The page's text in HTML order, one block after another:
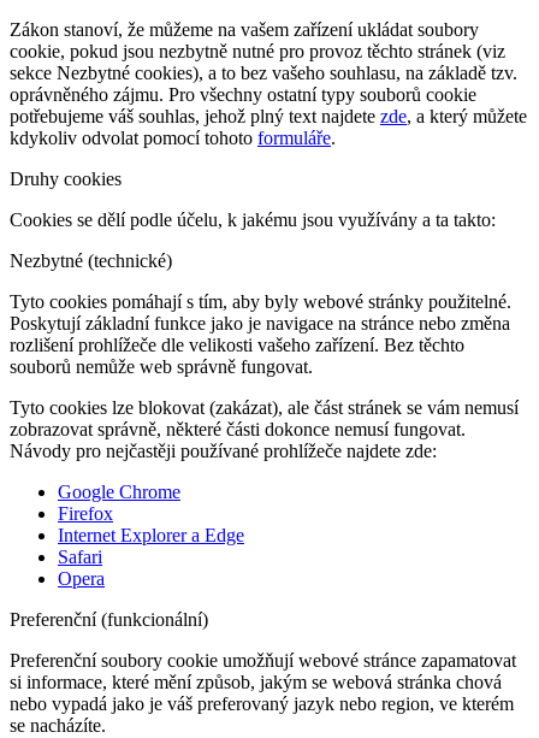
Zákon stanoví, že můžeme na vašem zařízení ukládat soubory
cookie, pokud jsou nezbytně nutné pro provoz těchto stránek (viz
sekce Nezbytné cookies), a to bez vašeho souhlasu, na základě tzv.
oprávněného zájmu. Pro všechny ostatní typy souborů cookie
potřebujeme váš souhlas, jehož plný text najdete zde, a který můžete
kdykoliv odvolat pomocí tohoto formuláře.
Druhy cookies
Cookies se dělí podle účelu, k jakému jsou využívány a ta takto:
Nezbytné (technické)
Tyto cookies pomáhají s tím, aby byly webové stránky použitelné.
Poskytují základní funkce jako je navigace na stránce nebo změna
rozlišení prohlížeče dle velikosti vašeho zařízení. Bez těchto
souborů nemůže web správně fungovat.
Tyto cookies lze blokovat (zakázat), ale část stránek se vám nemusí
zobrazovat správně, některé části dokonce nemusí fungovat.
Návody pro nejčastěji používané prohlížeče najdete zde:
Google Chrome
Firefox
Internet Explorer a Edge
Safari
Opera
Preferenční (funkcionální)
Preferenční soubory cookie umožňují webové stránce zapamatovat
si informace, které mění způsob, jakým se webová stránka chová
nebo vypadá jako je váš preferovaný jazyk nebo region, ve kterém
se nacházíte.